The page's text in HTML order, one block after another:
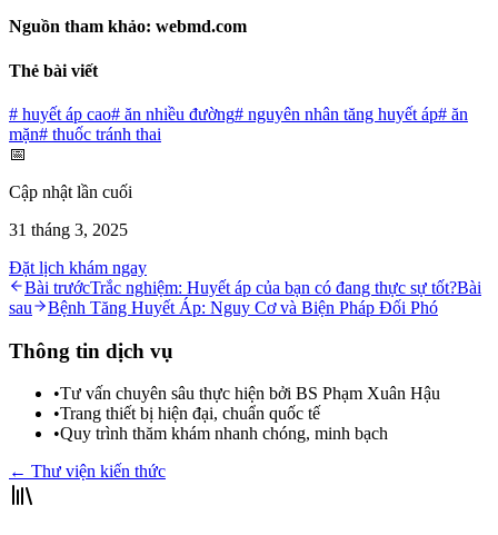
Nguồn tham khảo: webmd.com
Thẻ bài viết
# huyết áp cao# ăn nhiều đường# nguyên nhân tăng huyết áp# ăn
mặn# thuốc tránh thai
📅
Cập nhật lần cuối
31 tháng 3, 2025
Đặt lịch khám ngay
Bài trướcTrắc nghiệm: Huyết áp của bạn có đang thực sự tốt?Bài
sau
Bệnh Tăng Huyết Áp: Nguy Cơ và Biện Pháp Đối Phó
Thông tin dịch vụ
•Tư vấn chuyên sâu thực hiện bởi BS Phạm Xuân Hậu
•Trang thiết bị hiện đại, chuẩn quốc tế
•Quy trình thăm khám nhanh chóng, minh bạch
← Thư viện kiến thức